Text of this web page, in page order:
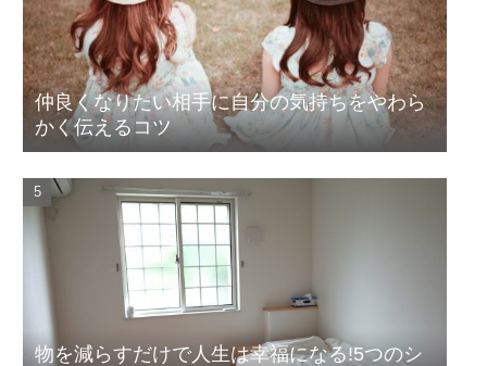
仲良くなりたい相手に自分の気持ちをやわら
かく伝えるコツ
物を減らすだけで人生は幸福になる!5つのシ